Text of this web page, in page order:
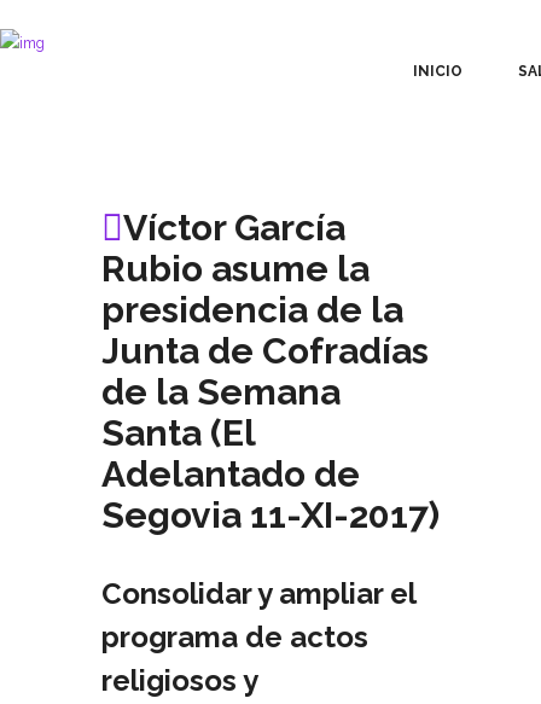
INICIO
Víctor García
Rubio asume la
presidencia de la
Junta de Cofradías
de la Semana
Santa (El
Adelantado de
Segovia 11-XI-2017)
Consolidar y ampliar el
programa de actos
religiosos y